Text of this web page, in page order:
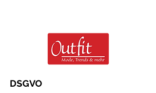
DSGVO